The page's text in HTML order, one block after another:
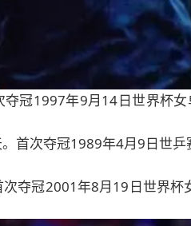
冠1997年9月14日世界杯
首次夺冠1989年4月9日世
夺冠2001年8月19日世界